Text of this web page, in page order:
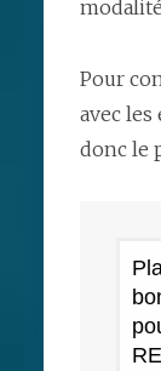
Pour
avec
donc le